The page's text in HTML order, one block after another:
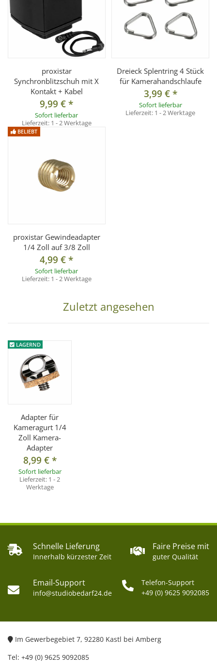
proxistar
Synchronblitzschuh mit X
Kontakt + Kabel
9,99 €*
Sofort lieferbar
Lieferzeit: 1 - 2 Werktage
Dreieck Splentring 4 Stück
für Kamerahandschlaufe
3,99 €*
Sofort lieferbar
Lieferzeit: 1 - 2 Werktage
BELIEBT
proxistar Gewindeadapter
1/4 Zoll auf 3/8 Zoll
4,99 €*
Sofort lieferbar
Lieferzeit: 1 - 2 Werktage
Zuletzt angesehen
LAGERND
Adapter für
Kameragurt 1/4
Zoll Kamera-
Adapter
8,99 €*
Sofort lieferbar
Lieferzeit: 1 - 2
Werktage
Schnelle Lieferung
Innerhalb kürzester Zeit
Faire Preise mit
guter Qualität
Email-Support
info@studiobedarf24.de
Telefon-Support
+49 (0) 9625 9092085
Im Gewerbegebiet 7, 92280 Kastl bei Amberg
Tel: +49 (0) 9625 9092085